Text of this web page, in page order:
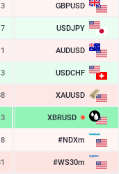
GBPUSD
1.34517
3
USDJPY
158.471
7
AUDUSD
0.70305
1
USDCHF
0.81263
3
XAUUSD
4241.60
XBRUSD
82.73
3
#NDXm
29474.0
#WS30m
53921.8